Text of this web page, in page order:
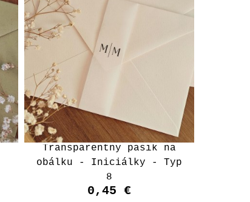
Transparentný pásik na
obálku - Iniciálky - Typ
8
0,45 €